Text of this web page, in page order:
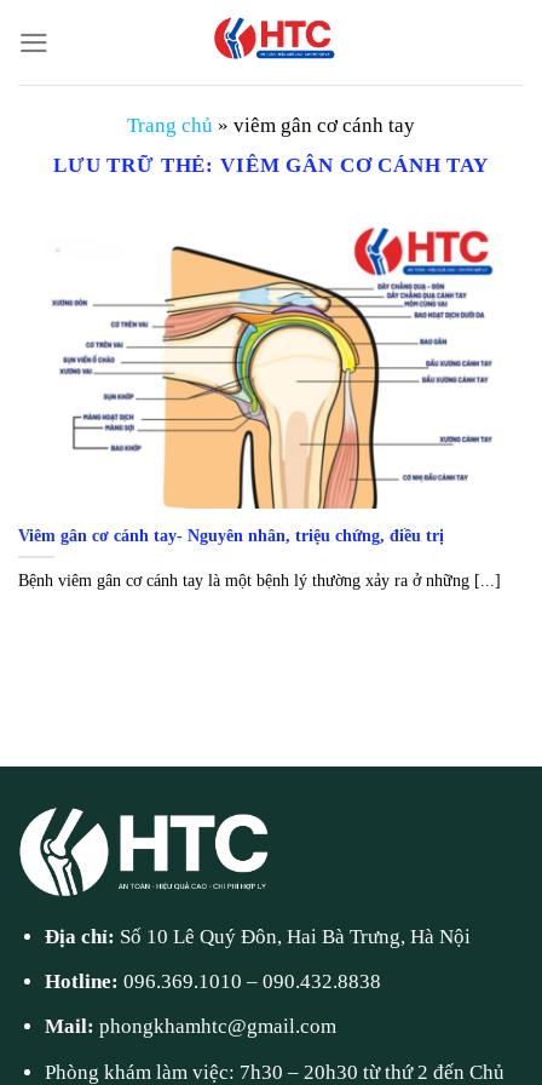
đến
nội
Trang chủ » viêm gân cơ cánh tay
LƯU TRỮ THẺ:VIÊM GÂN CƠ CÁNH TAY
Viêm gân cơ cánh tay- Nguyên nhân, triệu chứng, điều trị
Bệnh viêm gân cơ cánh tay là một bệnh lý thường xảy ra ở những [...]
Địa chỉ: Số 10 Lê Quý Đôn, Hai Bà Trưng, Hà Nội
Hotline:096.369.1010 –090.432.8838
Mail:phongkhamhtc@gmail.com
Phòng khám làm việc: 7h30 – 20h30 từ thứ 2 đến Chủ